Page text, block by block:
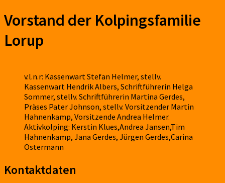
Vorstand der Kolpingsfamilie
Lorup
v.l.n.r: Kassenwart Stefan Helmer, stellv.
Kassenwart Hendrik Albers, Schriftführerin Helga
Sommer, stellv. Schriftführerin Martina Gerdes,
Präses Pater Johnson, stellv. Vorsitzender Martin
Hahnenkamp, Vorsitzende Andrea Helmer.
Aktivkolping: Kerstin Klues,Andrea Jansen,Tim
Hahnenkamp, Jana Gerdes, Jürgen Gerdes,Carina
Ostermann
Kontaktdaten